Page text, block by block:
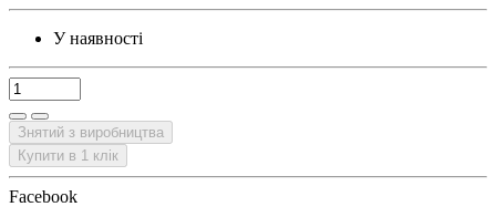
У наявності
Знятий з виробництва
Купити в 1 клік
Facebook